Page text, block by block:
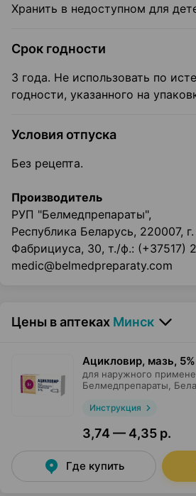
Хранить в недоступном для
Срок годности
3 года. Не использовать по
годности, указанного на
Условия отпуска
Без рецепта.
Производитель
РУП "Белмедпрепараты",
Республика Беларусь, 220007,
Фабрициуса, 30, т./ф.: (+37517)
medic@belmedpreparaty.com
Цены в аптеках Минск
Ацикловир, мазь,
для наружного
Белмедпрепараты,
Инструкция
3,74 — 4,35 р.
Где купить